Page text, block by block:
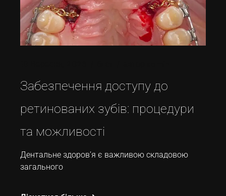
Забезпечення доступу до
ретинованих зубів: процедури
та можливості
Дентальне здоров’я є важливою складовою
загального